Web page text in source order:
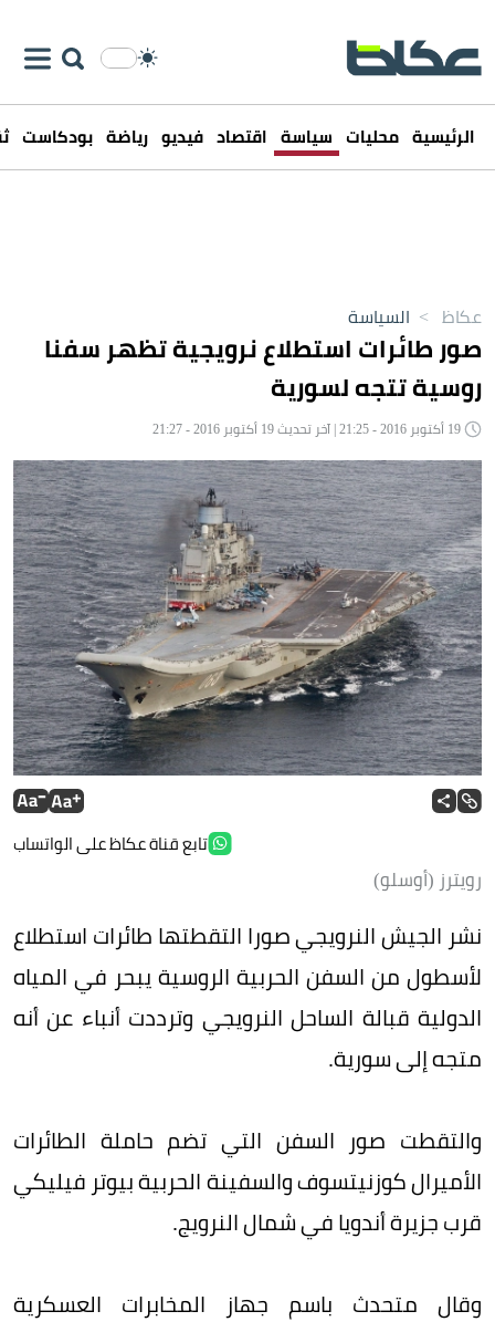
الرئيسية محليات سياسة اقتصاد فيديو رياضة بودكاست
عكاظ > السياسة
صور طائرات استطلاع نرويجية تظهر سفنا
روسية تتجه لسورية
تابع قناة عكاظ على الواتساب
رويترز (أوسلو)
نشر الجيش النرويجي صورا التقطتها طائرات استطلاع
لأسطول من السفن الحربية الروسية يبحر في المياه
الدولية قبالة الساحل النرويجي وترددت أنباء عن أنه
متجه إلى سورية.
والتقطت صور السفن التي تضم حاملة الطائرات
الأميرال كوزنيتسوف والسفينة الحربية بيوتر فيليكي
قرب جزيرة أندويا في شمال النرويج.
وقال متحدث باسم جهاز المخابرات العسكرية